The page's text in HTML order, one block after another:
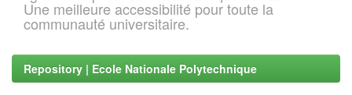
Une meilleure accessibilité pour toute la
communauté universitaire.
Repository | Ecole Nationale Polytechnique